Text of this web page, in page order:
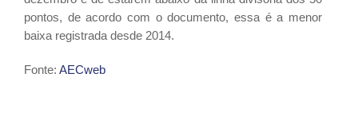
pontos, de acordo com o documento, essa é a menor
baixa registrada desde 2014.
Fonte: AECweb